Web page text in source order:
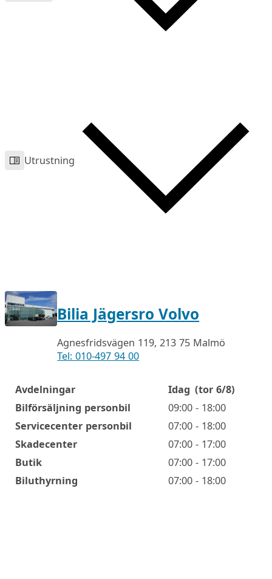
Utrustning
Bilia Jägersro Volvo
Agnesfridsvägen 119, 213 75 Malmö
Tel: 010-497 94 00
Öppettider
Avdelningar Idag (tor 6/8)
Bilförsäljning personbil
09:00 - 18:00
Servicecenter personbil
07:00 - 18:00
Skadecenter
07:00 - 17:00
Butik
07:00 - 17:00
Biluthyrning
07:00 - 18:00